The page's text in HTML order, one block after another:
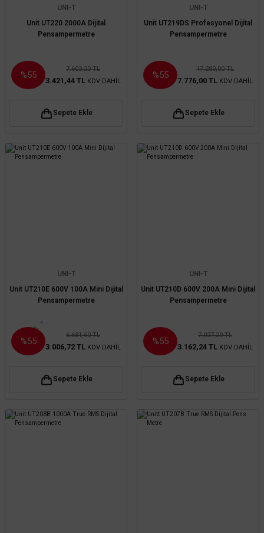
UNI-T
Unit UT220 2000A Dijital
Pensampermetre
%55
7.603,20 TL
3.421,44 TL KDV DAHİL
Sepete Ekle
UNI-T
Unit UT219DS Profesyonel Dijital
Pensampermetre
%55
17.280,00 TL
7.776,00 TL KDV DAHİL
Sepete Ekle
UNI-T
Unit UT210E 600V 100A Mini Dijital
Pensampermetre
%55
6.681,60 TL
3.006,72 TL KDV DAHİL
Sepete Ekle
UNI-T
Unit UT210D 600V 200A Mini Dijital
Pensampermetre
%55
7.027,20 TL
3.162,24 TL KDV DAHİL
Sepete Ekle